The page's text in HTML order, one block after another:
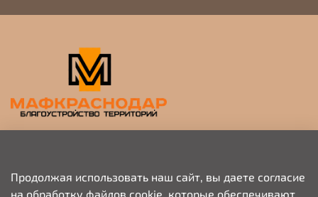
Продолжая использовать наш сайт, вы даете согласие
на обработку файлов cookie, которые обеспечивают